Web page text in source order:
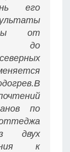
его
от
до
по
двух
к